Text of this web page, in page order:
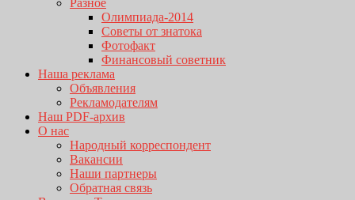
Разное
Олимпиада-2014
Советы от знатока
Фотофакт
Финансовый советник
Наша реклама
Объявления
Рекламодателям
Наш PDF-архив
О нас
Народный корреспондент
Вакансии
Наши партнеры
Обратная связь